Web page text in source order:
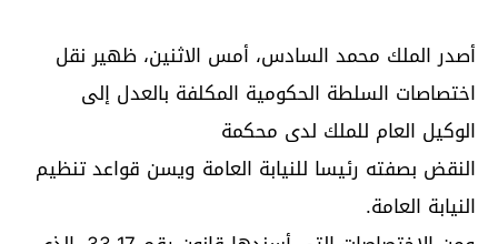
أصدر الملك محمد السادس، أمس الاثنين، ظهير نقل
اختصاصات السلطة الحكومية المكلفة بالعدل إلى
الوكيل العام للملك لدى محكمة
النقض بصفته رئيسا للنيابة العامة ويسن قواعد تنظيم
النيابة العامة.